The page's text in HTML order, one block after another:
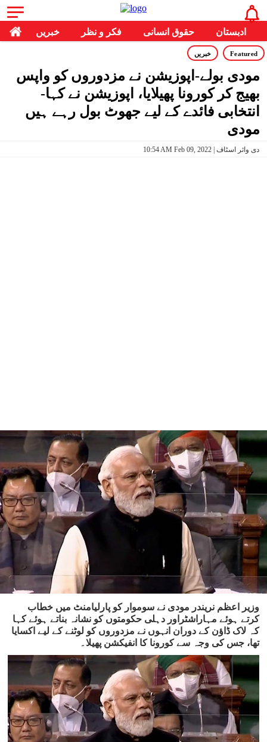
خبریں فکر و نظر حقوق انسانی ادبستان
Featured خبریں
مودی بولے-اپوزیشن نے مزدوروں کو واپس
بھیج کر کورونا پھیلایا، اپوزیشن نے کہا-
انتخابی فائدے کے لیے جھوٹ بول رہے ہیں
مودی
10:54 AM Feb 09, 2022 | دی وائر اسٹاف
وزیر اعظم نریندر مودی نے سوموار کو پارلیامنٹ میں خطاب
کرتے ہوئے مہاراشٹراور دہلی حکومتوں کو نشانہ بناتے ہوئے کہا
کہ لاک ڈاؤن کے دوران انہوں نے مزدوروں کو لوٹنے کے لیے اکسایا
تھا، جس کی وجہ سے کورونا کا انفیکشن پھیلا۔